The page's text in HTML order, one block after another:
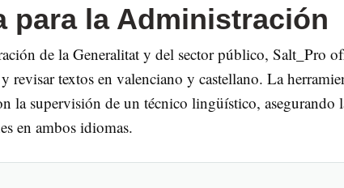
para la Administración
de la Generalitat y del sector público, Salt_Pro
revisar textos en valenciano y castellano. La
la supervisión de un técnico lingüístico, asegurando
en ambos idiomas.